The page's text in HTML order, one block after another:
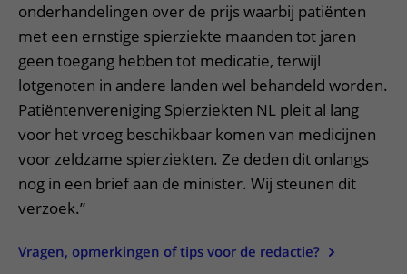
onderhandelingen over de prijs waarbij patiënten
met een ernstige spierziekte maanden tot jaren
geen toegang hebben tot medicatie, terwijl
lotgenoten in andere landen wel behandeld worden.
Patiëntenvereniging Spierziekten NL pleit al lang
voor het vroeg beschikbaar komen van medicijnen
voor zeldzame spierziekten. Ze deden dit onlangs
nog in een brief aan de minister. Wij steunen dit
verzoek.”
Vragen, opmerkingen of tips voor de redactie?